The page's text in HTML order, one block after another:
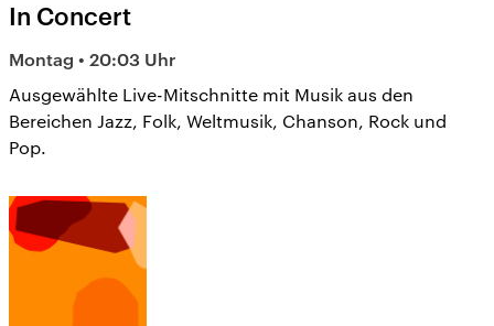
In Concert
Montag • 20:03 Uhr
Ausgewählte Live-Mitschnitte mit Musik aus den
Bereichen Jazz, Folk, Weltmusik, Chanson, Rock und
Pop.